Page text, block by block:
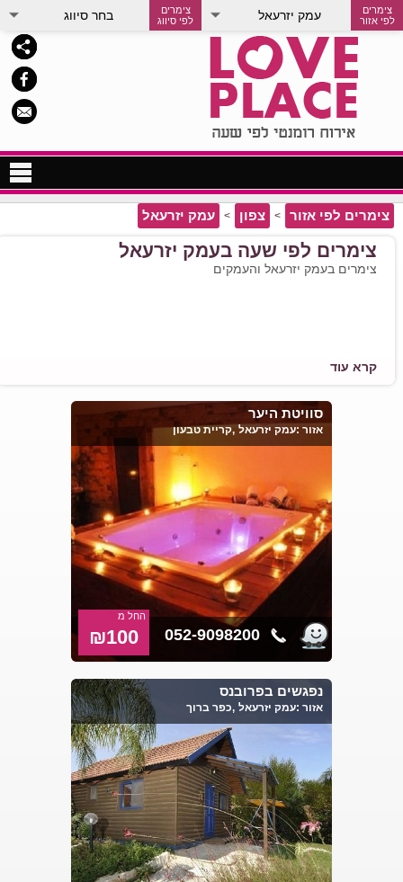
צימרים לפי שעה בצפון
צימרים לפי שעה בדרום
צימרים רומנטיים לשעות
חדר לכמה שעות בירושלים
צימרים לפי אזור > צפון > עמק יזרעאל
צימרים
לפי אזור
עמק יזרעאל
צימרים
לפי סיווג
בחר סיווג
צימרים לפי שעה בעמק יזרעאל
צימרים בעמק יזרעאל והעמקים
קרא עוד
החל מ
₪100 052-9098200
סוויטת היער
אזור :עמק יזרעאל ,קריית טבעון
נפגשים בפרובנס
אזור :עמק יזרעאל ,כפר ברוך